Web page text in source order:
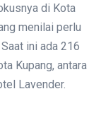
di Kota
menilai perlu
ini ada 216
Kupang, antara
Lavender.